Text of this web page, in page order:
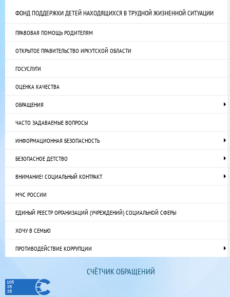
ФОНД ПОДДЕРЖКИ ДЕТЕЙ НАХОДЯЩИХСЯ В ТРУДНОЙ ЖИЗНЕННОЙ СИТУАЦИИ
ПРАВОВАЯ ПОМОЩЬ РОДИТЕЛЯМ
ОТКРЫТОЕ ПРАВИТЕЛЬСТВО ИРКУТСКОЙ ОБЛАСТИ
ГОСУСЛУГИ
ОЦЕНКА КАЧЕСТВА
ОБРАЩЕНИЯ
ЧАСТО ЗАДАВАЕМЫЕ ВОПРОСЫ
ИНФОРМАЦИОННАЯ БЕЗОПАСНОСТЬ
БЕЗОПАСНОЕ ДЕТСТВО
ВНИМАНИЕ! СОЦИАЛЬНЫЙ КОНТРАКТ
МЧС РОССИИ
ЕДИНЫЙ РЕЕСТР ОРГАНИЗАЦИЙ (УЧРЕЖДЕНИЙ) СОЦИАЛЬНОЙ СФЕРЫ
ХОЧУ В СЕМЬЮ
ПРОТИВОДЕЙСТВИЕ КОРРУПЦИИ
СЧЁТЧИК ОБРАЩЕНИЙ